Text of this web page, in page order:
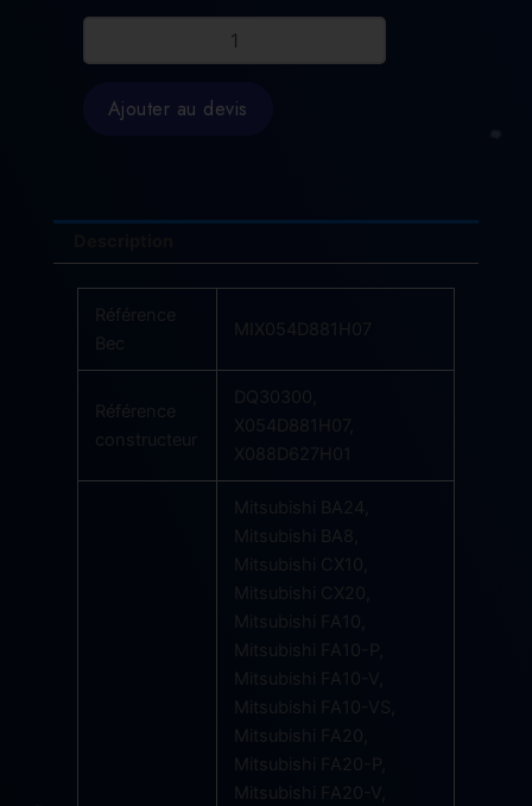
quantité
INFÉRIEURE
MIX054D881H07
Ajouter au devis
Référence
Bec
MIX054D881H07
Référence
constructeur
DQ30300,
X054D881H07,
X088D627H01
Mitsubishi BA24,
Mitsubishi BA8,
Mitsubishi CX10,
Mitsubishi CX20,
Mitsubishi FA10,
Mitsubishi FA10-P,
Mitsubishi FA10-V,
Mitsubishi FA10-VS,
Mitsubishi FA20,
Mitsubishi FA20-P,
Mitsubishi FA20-V,